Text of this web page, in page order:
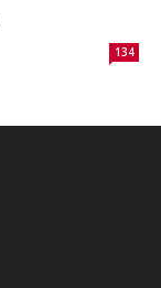
134